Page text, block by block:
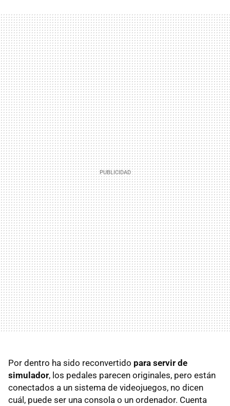
Por dentro ha sido reconvertido para servir de
simulador, los pedales parecen originales, pero están
conectados a un sistema de videojuegos, no dicen
cuál, puede ser una consola o un ordenador. Cuenta